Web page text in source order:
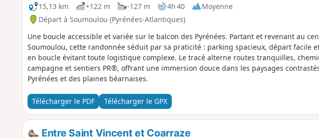
15,13 km
+122 m -127 m 4h 40
Moyenne
Départ à Soumoulou (Pyrénées-Atlantiques)
Une boucle accessible et variée sur le balcon des Pyrénées. Partant et revenant au
Soumoulou, cette randonnée séduit par sa praticité : parking spacieux, départ facile
en boucle évitant toute logistique complexe. Le tracé alterne routes tranquilles,
campagne et sentiers PR®, offrant une immersion douce dans les paysages
Pyrénées et des plaines béarnaises.
Télécharger le PDF Télécharger le GPX
Entre Saint Vincent et Coarraze